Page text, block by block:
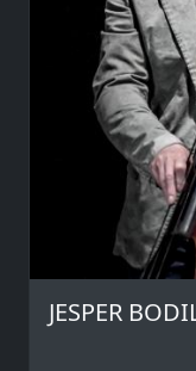
JESPER